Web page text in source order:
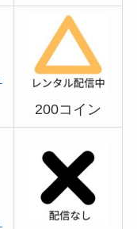
200コイン